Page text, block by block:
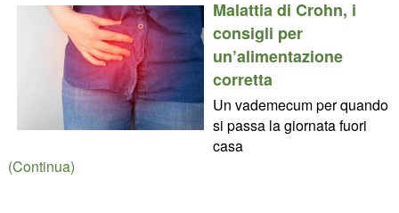
Malattia di Crohn, i
consigli per
un’alimentazione
corretta
Un vademecum per quando
si passa la giornata fuori
casa
(Continua)